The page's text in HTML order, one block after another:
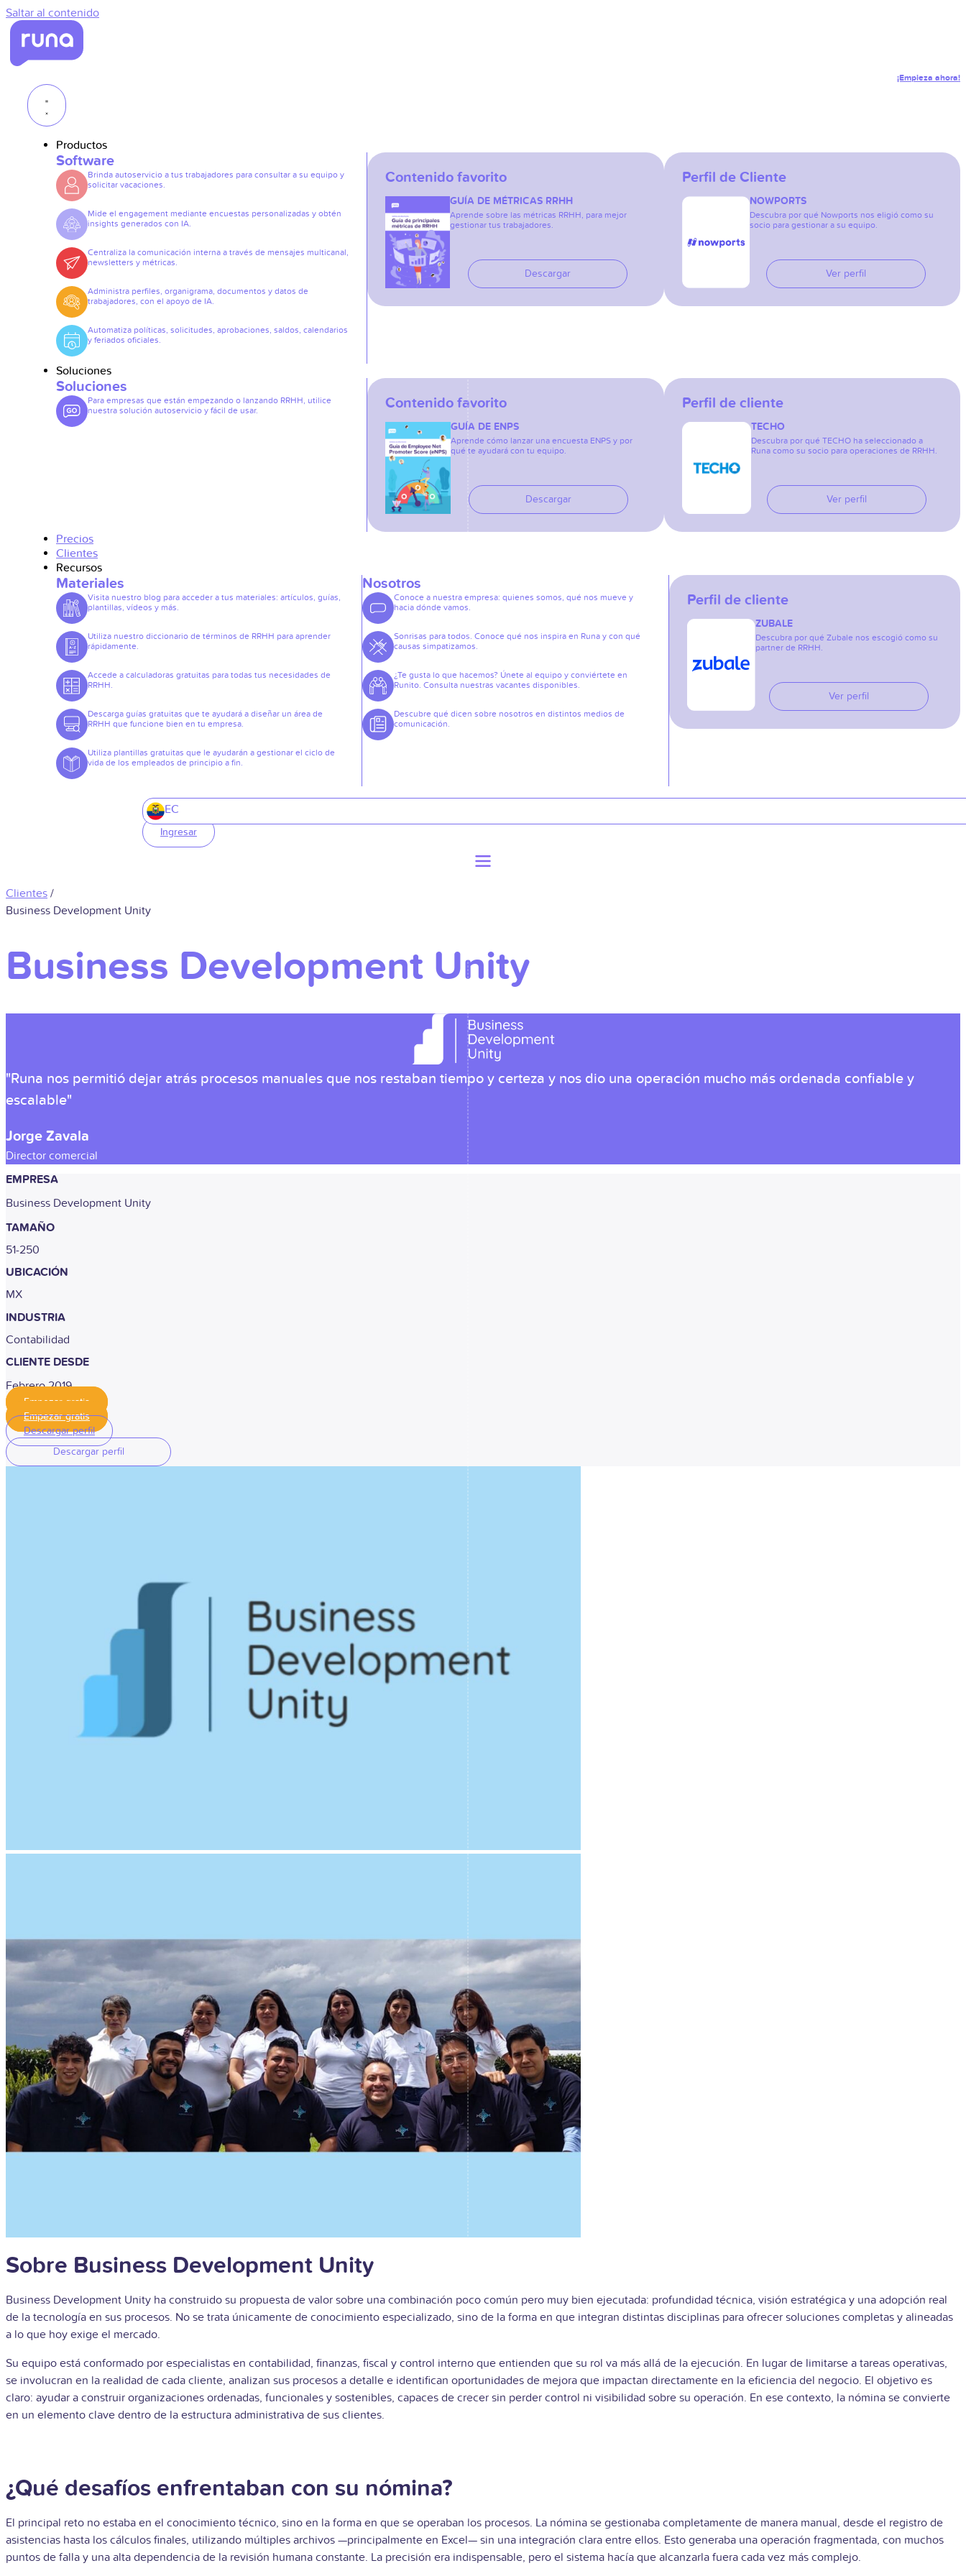
Saltar al contenido
¡Empieza ahora!
Productos
Software
Brinda autoservicio a tus trabajadores para consultar a su equipo y
solicitar vacaciones.
Mide el engagement mediante encuestas personalizadas y obtén
insights generados con IA.
Centraliza la comunicación interna a través de mensajes multicanal,
newsletters y métricas.
Administra perfiles, organigrama, documentos y datos de
trabajadores, con el apoyo de IA.
Automatiza políticas, solicitudes, aprobaciones, saldos, calendarios
y feriados oficiales.
Contenido favorito
GUÍA DE MÉTRICAS RRHH
Aprende sobre las métricas RRHH, para mejor
gestionar tus trabajadores.
Descargar
Perfil de Cliente
NOWPORTS
Descubra por qué Nowports nos eligió como su
socio para gestionar a su equipo.
Ver perfil
Soluciones
Soluciones
Para empresas que están empezando o lanzando RRHH, utilice
nuestra solución autoservicio y fácil de usar.
Contenido favorito
GUÍA DE ENPS
Aprende cómo lanzar una encuesta ENPS y por
qué te ayudará con tu equipo.
Descargar
Perfil de cliente
TECHO
Descubra por qué TECHO ha seleccionado a
Runa como su socio para operaciones de RRHH.
Ver perfil
Precios
Clientes
Recursos
Materiales
Visita nuestro blog para acceder a tus materiales: artículos, guías,
plantillas, vídeos y más.
Utiliza nuestro diccionario de términos de RRHH para aprender
rápidamente.
Accede a calculadoras gratuitas para todas tus necesidades de
RRHH.
Descarga guías gratuitas que te ayudará a diseñar un área de
RRHH que funcione bien en tu empresa.
Utiliza plantillas gratuitas que le ayudarán a gestionar el ciclo de
vida de los empleados de principio a fin.
Nosotros
Conoce a nuestra empresa: quienes somos, qué nos mueve y
hacia dónde vamos.
Sonrisas para todos. Conoce qué nos inspira en Runa y con qué
causas simpatizamos.
¿Te gusta lo que hacemos? Únete al equipo y conviértete en
Runito. Consulta nuestras vacantes disponibles.
Descubre qué dicen sobre nosotros en distintos medios de
comunicación.
Perfil de cliente
ZUBALE
Descubra por qué Zubale nos escogió como su
partner de RRHH.
Ver perfil
EC
Ingresar
Clientes /
Business Development Unity
Business Development Unity
"Runa nos permitió dejar atrás procesos manuales que nos restaban tiempo y certeza y nos dio una operación mucho más ordenada confiable y
escalable"
Jorge Zavala
Director comercial
EMPRESA
Business Development Unity
TAMAÑO
51-250
UBICACIÓN
MX
INDUSTRIA
Contabilidad
CLIENTE DESDE
Febrero 2019
Empezar gratis
Empezar gratis
Descargar perfil
Descargar perfil
Sobre Business Development Unity
Business Development Unity ha construido su propuesta de valor sobre una combinación poco común pero muy bien ejecutada: profundidad técnica, visión estratégica y una adopción real
de la tecnología en sus procesos. No se trata únicamente de conocimiento especializado, sino de la forma en que integran distintas disciplinas para ofrecer soluciones completas y alineadas
a lo que hoy exige el mercado.
Su equipo está conformado por especialistas en contabilidad, finanzas, fiscal y control interno que entienden que su rol va más allá de la ejecución. En lugar de limitarse a tareas operativas,
se involucran en la realidad de cada cliente, analizan sus procesos a detalle e identifican oportunidades de mejora que impactan directamente en la eficiencia del negocio. El objetivo es
claro: ayudar a construir organizaciones ordenadas, funcionales y sostenibles, capaces de crecer sin perder control ni visibilidad sobre su operación. En ese contexto, la nómina se convierte
en un elemento clave dentro de la estructura administrativa de sus clientes.
¿Qué desafíos enfrentaban con su nómina?
El principal reto no estaba en el conocimiento técnico, sino en la forma en que se operaban los procesos. La nómina se gestionaba completamente de manera manual, desde el registro de
asistencias hasta los cálculos finales, utilizando múltiples archivos —principalmente en Excel— sin una integración clara entre ellos. Esto generaba una operación fragmentada, con muchos
puntos de falla y una alta dependencia de la revisión humana constante. La precisión era indispensable, pero el sistema hacía que alcanzarla fuera cada vez más complejo.